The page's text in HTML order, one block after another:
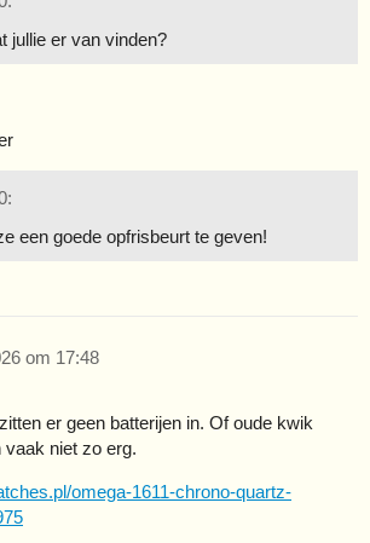
jullie er van vinden?
een goede opfrisbeurt te geven!
om 17:48
er geen batterijen in. Of oude kwik
vaak niet zo erg.
omega-1611-chrono-quartz-